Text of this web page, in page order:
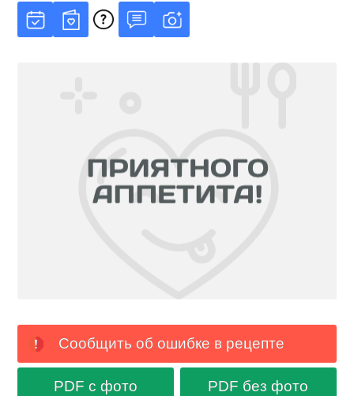
Сообщить об ошибке в рецепте
PDF с фото PDF без фото